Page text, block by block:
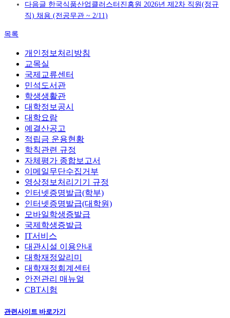
다음글 한국식품산업클러스터진흥원 2026년 제2차 직원(정규
직) 채용 (전공무관 ~ 2/11)
목록
개인정보처리방침
교목실
국제교류센터
민석도서관
학생생활관
대학정보공시
대학요람
예결산공고
적립금 운용현황
학칙관련 규정
자체평가 종합보고서
이메일무단수집거부
영상정보처리기기 규정
인터넷증명발급(학부)
인터넷증명발급(대학원)
모바일학생증발급
국제학생증발급
IT서비스
대관시설 이용안내
대학재정알리미
대학재정회계센터
안전관리 매뉴얼
CBT시험
관련사이트 바로가기